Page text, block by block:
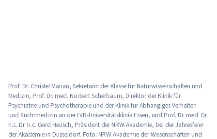
Prof. Dr. Christel Marian, Sekretarin der Klasse für Naturwissenschaften und
Medizin, Prof. Dr. med. Norbert Scherbaum, Direktor der Klinik für
Psychiatrie und Psychotherapie und der Klinik für Abhängiges Verhalten
und Suchtmedizin an der LVR-Universitätsklinik Essen, und Prof. Dr. med. Dr.
h.c. Dr. h.c. Gerd Heusch, Präsident der NRW-Akademie, bei der Jahresfeier
der Akademie in Düsseldorf. Foto: NRW-Akademie der Wissenschaften und